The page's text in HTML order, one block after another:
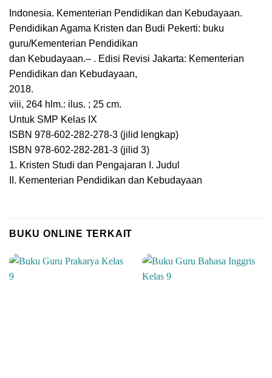
Indonesia. Kementerian Pendidikan dan Kebudayaan.
Pendidikan Agama Kristen dan Budi Pekerti: buku
guru/Kementerian Pendidikan
dan Kebudayaan.– . Edisi Revisi Jakarta: Kementerian
Pendidikan dan Kebudayaan,
2018.
viii, 264 hlm.: ilus. ; 25 cm.
Untuk SMP Kelas IX
ISBN 978-602-282-278-3 (jilid lengkap)
ISBN 978-602-282-281-3 (jilid 3)
1. Kristen Studi dan Pengajaran I. Judul
II. Kementerian Pendidikan dan Kebudayaan
BUKU ONLINE TERKAIT